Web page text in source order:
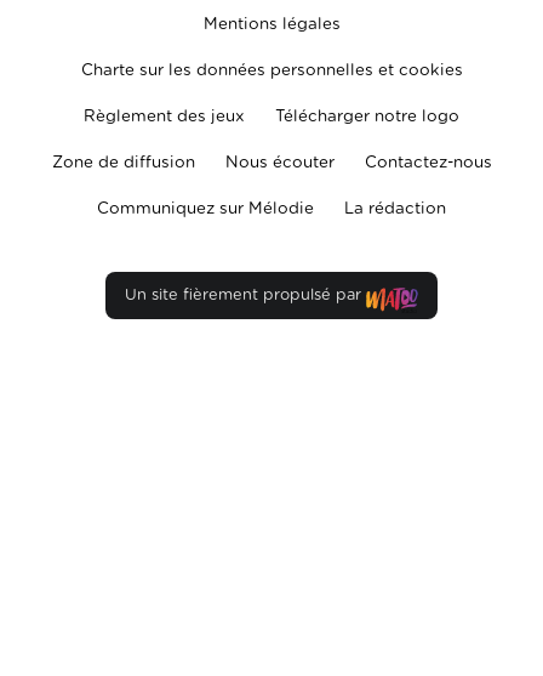
Mentions légales
Charte sur les données personnelles et cookies
Règlement des jeux Télécharger notre logo
Zone de diffusion Nous écouter Contactez-nous
Communiquez sur Mélodie La rédaction
Un site fièrement propulsé par